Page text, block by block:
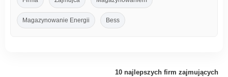
Magazynowanie Energii Bess
10 najlepszych firm zajmujących